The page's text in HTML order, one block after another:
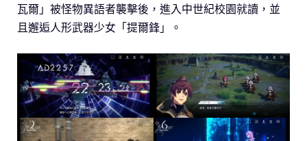
瓦爾」被怪物異語者襲擊後，進入中世紀校園就讀，並
且邂逅人形武器少女「提爾鋒」。